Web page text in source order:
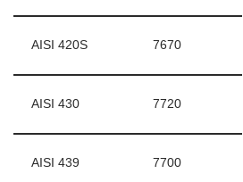
AISI 420S 7670
AISI 430 7720
AISI 439 7700